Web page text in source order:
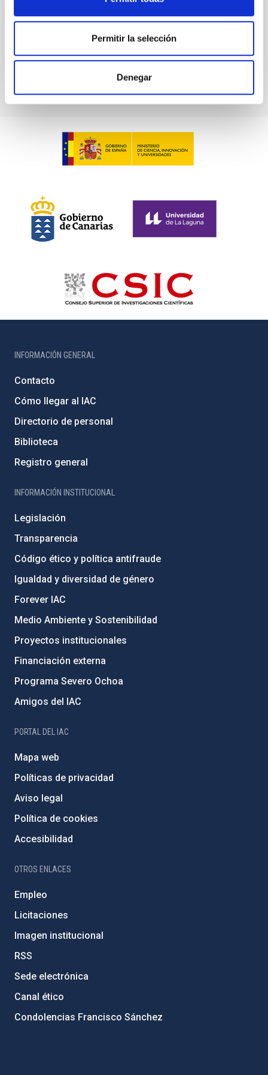
Permitir la selección
Denegar
Fecha de publicación 21/01/2026 - 22:37:00
INFORMACIÓN GENERAL
Contacto
Cómo llegar al IAC
Directorio de personal
Biblioteca
Registro general
INFORMACIÓN INSTITUCIONAL
Legislación
Transparencia
Código ético y política antifraude
Igualdad y diversidad de género
Forever IAC
Medio Ambiente y Sostenibilidad
Proyectos institucionales
Financiación externa
Programa Severo Ochoa
Amigos del IAC
PORTAL DEL IAC
Mapa web
Políticas de privacidad
Aviso legal
Política de cookies
Accesibilidad
OTROS ENLACES
Empleo
Licitaciones
Imagen institucional
RSS
Sede electrónica
Canal ético
Condolencias Francisco Sánchez